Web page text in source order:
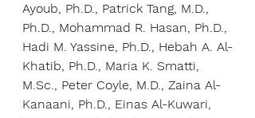
Ayoub, Ph.D., Patrick Tang, M.D.,
Ph.D., Mohammad R. Hasan, Ph.D.,
Hadi M. Yassine, Ph.D., Hebah A. Al-
Khatib, Ph.D., Maria K. Smatti,
M.Sc., Peter Coyle, M.D., Zaina Al-
Kanaani, Ph.D., Einas Al-Kuwari,